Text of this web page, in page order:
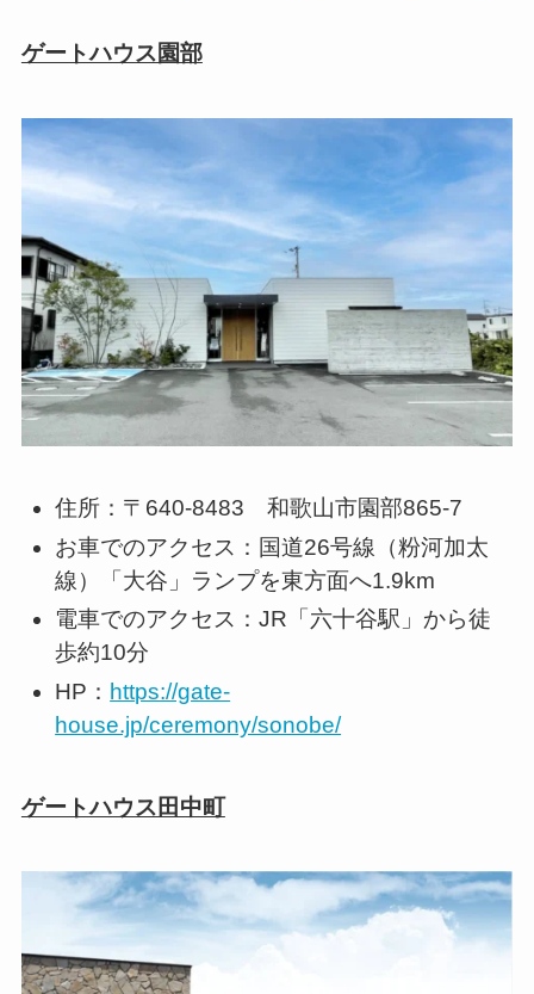
ゲートハウス園部
住所：〒640-8483 和歌山市園部865-7
お車でのアクセス：国道26号線（粉河加太
線）「大谷」ランプを東方面へ1.9km
電車でのアクセス：JR「六十谷駅」から徒
歩約10分
HP： https://gate-
house.jp/ceremony/sonobe/
ゲートハウス田中町